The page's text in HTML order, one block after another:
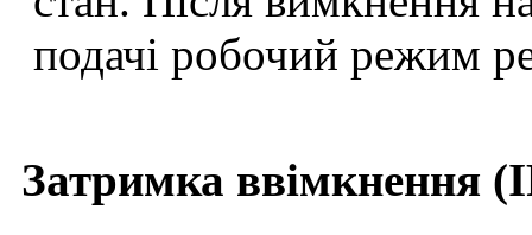
подачі робочий режим
Затримка ввімкнення